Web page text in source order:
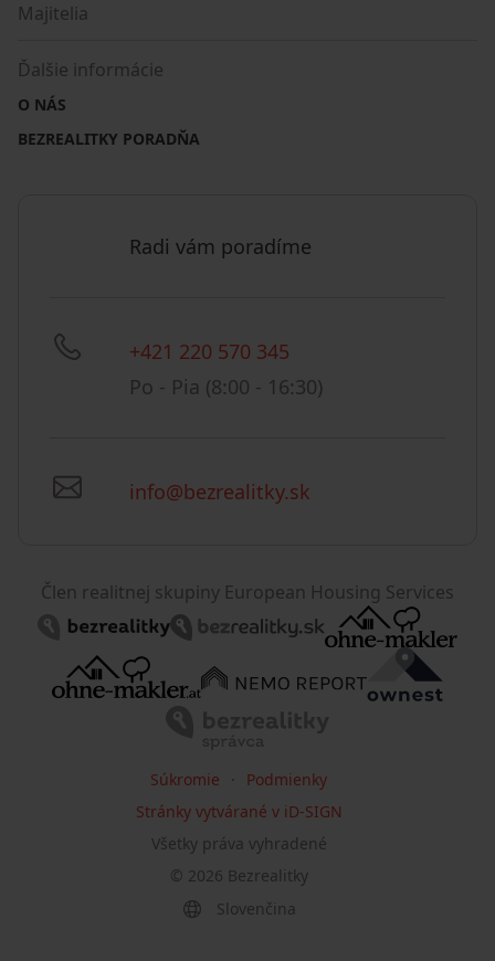
Majitelia
Ďalšie informácie
O NÁS
BEZREALITKY PORADŇA
Radi vám poradíme
+421 220 570 345
Po - Pia (8:00 - 16:30)
info@bezrealitky.sk
Člen realitnej skupiny European Housing Services
© 2026 Bezrealitky
Všetky práva vyhradené
Súkromie
Podmienky
Stránky vytvárané v iD-SIGN
Slovenčina